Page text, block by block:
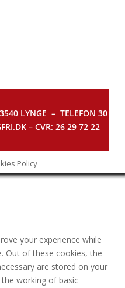
LYNGE – TELEFON 30
– CVR: 26 29 72 22
Policy
your experience while
Out of these cookies, the
are stored on your
working of basic